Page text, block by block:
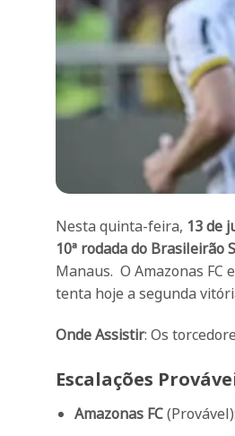
Nesta quinta-feira, 13 de
10ª rodada do Brasileirão
Manaus. O Amazonas FC
tenta hoje a segunda
Onde Assistir: Os
Escalações
Amazonas FC(Provável):